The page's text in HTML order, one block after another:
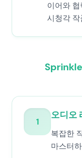
이어와
시청각
1
오디오
복잡한
마스터